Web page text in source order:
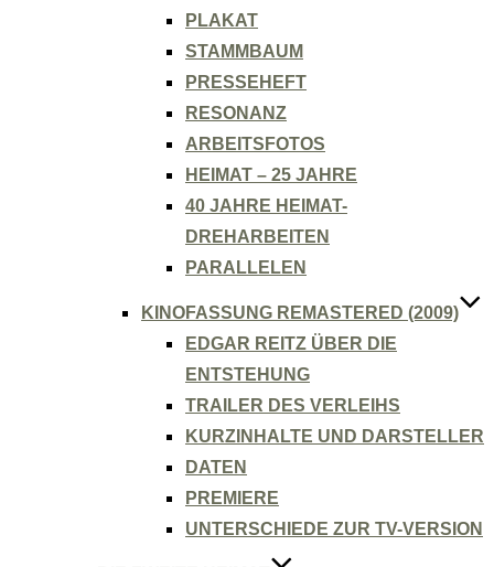
PLAKAT
STAMMBAUM
PRESSEHEFT
RESONANZ
ARBEITSFOTOS
HEIMAT – 25 JAHRE
40 JAHRE HEIMAT-
DREHARBEITEN
PARALLELEN
KINOFASSUNG REMASTERED (2009)
EDGAR REITZ ÜBER DIE
ENTSTEHUNG
TRAILER DES VERLEIHS
KURZINHALTE UND DARSTELLER
DATEN
PREMIERE
UNTERSCHIEDE ZUR TV-VERSION